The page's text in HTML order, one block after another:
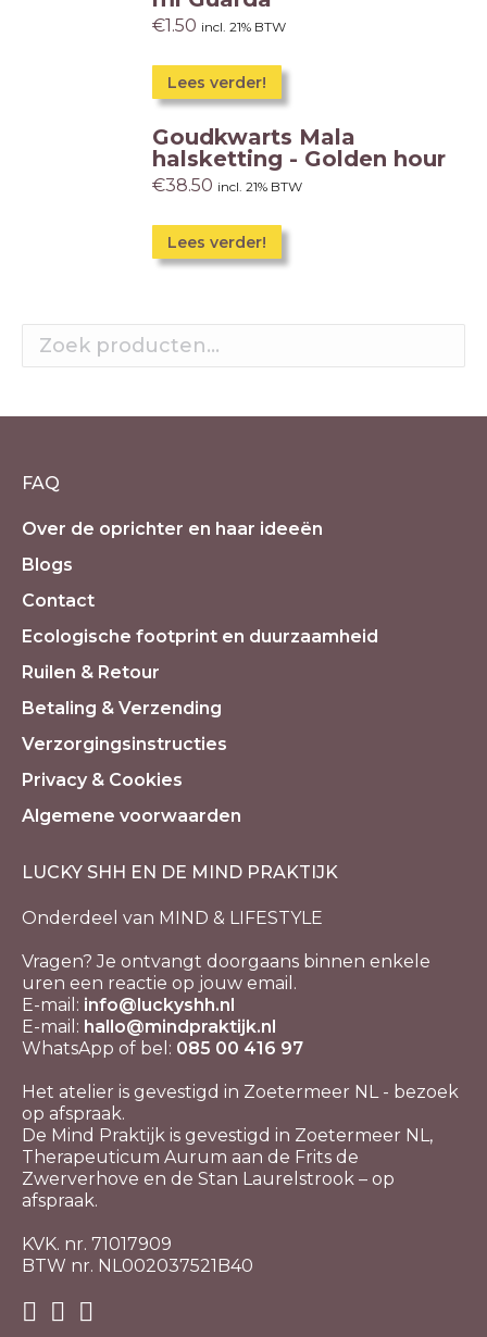
€1.50 incl. 21% BTW
Lees verder!
Goudkwarts Mala
halsketting - Golden hour
€38.50 incl. 21% BTW
Lees verder!
FAQ
Over de oprichter en haar ideeën
Blogs
Contact
Ecologische footprint en duurzaamheid
Ruilen & Retour
Betaling & Verzending
Verzorgingsinstructies
Privacy & Cookies
Algemene voorwaarden
LUCKY SHH EN DE MIND PRAKTIJK
Onderdeel van MIND & LIFESTYLE
Vragen? Je ontvangt doorgaans binnen enkele
uren een reactie op jouw email.
E-mail: info@luckyshh.nl
E-mail: hallo@mindpraktijk.nl
WhatsApp of bel: 085 00 416 97
Het atelier is gevestigd in Zoetermeer NL - bezoek
op afspraak.
De Mind Praktijk is gevestigd in Zoetermeer NL,
Therapeuticum Aurum aan de Frits de
Zwerverhove en de Stan Laurelstrook – op
afspraak.
KVK. nr. 71017909
BTW nr. NL002037521B40